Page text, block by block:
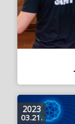
2023
03.21.